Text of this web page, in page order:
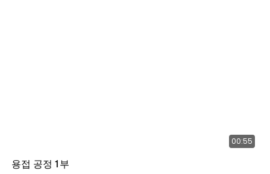
00:55
용접 공정 1부